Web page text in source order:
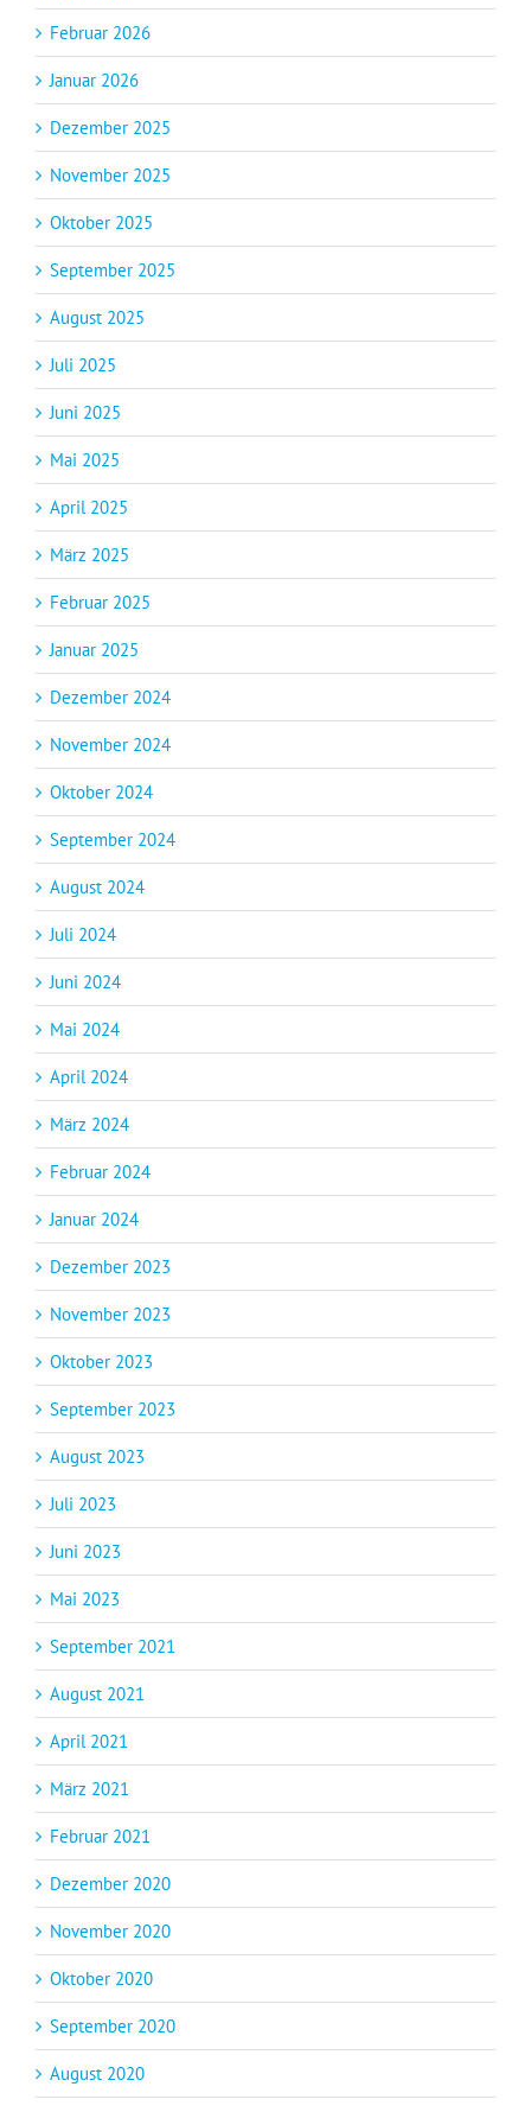
Februar 2026
Januar 2026
Dezember 2025
November 2025
Oktober 2025
September 2025
August 2025
Juli 2025
Juni 2025
Mai 2025
April 2025
März 2025
Februar 2025
Januar 2025
Dezember 2024
November 2024
Oktober 2024
September 2024
August 2024
Juli 2024
Juni 2024
Mai 2024
April 2024
März 2024
Februar 2024
Januar 2024
Dezember 2023
November 2023
Oktober 2023
September 2023
August 2023
Juli 2023
Juni 2023
Mai 2023
September 2021
August 2021
April 2021
März 2021
Februar 2021
Dezember 2020
November 2020
Oktober 2020
September 2020
August 2020